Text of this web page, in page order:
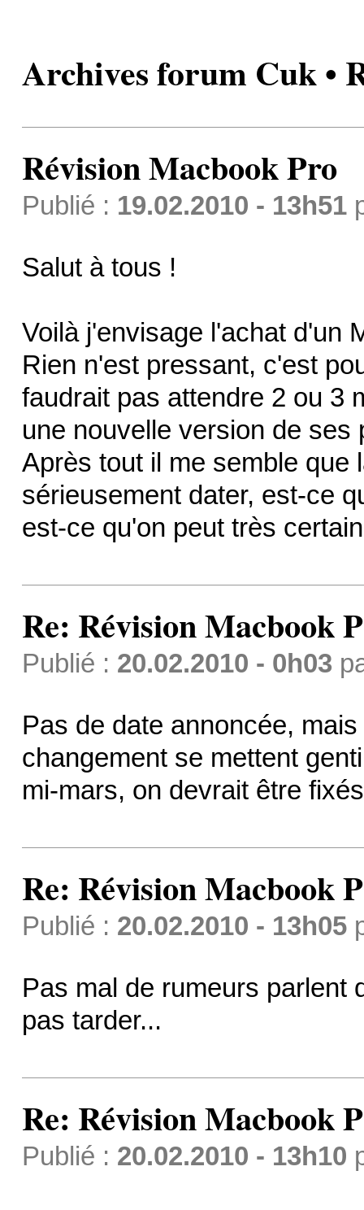
Archives forum Cuk •
Révision Macbook Pro
Publié : 19.02.2010 - 13h51
Salut à tous !
Voilà j'envisage l'achat d'un
Rien n'est pressant, c'est
faudrait pas attendre 2 ou 3
une nouvelle version de ses
Après tout il me semble que
sérieusement dater, est-ce
est-ce qu'on peut très
Re: Révision Macbook
Publié : 20.02.2010 - 0h03
Pas de date annoncée,
changement se mettent
mi-mars, on devrait être
Re: Révision Macbook
Publié : 20.02.2010 - 13h05
Pas mal de rumeurs parlent
pas tarder...
Re: Révision Macbook
Publié : 20.02.2010 - 13h10